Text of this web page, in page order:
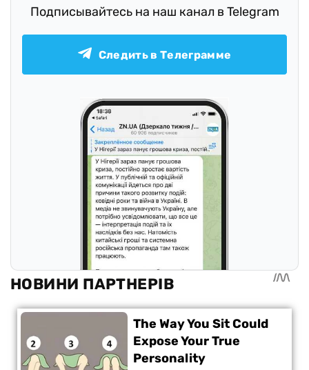
Подписывайтесь на наш канал в Telegram
Следить в Телеграмме